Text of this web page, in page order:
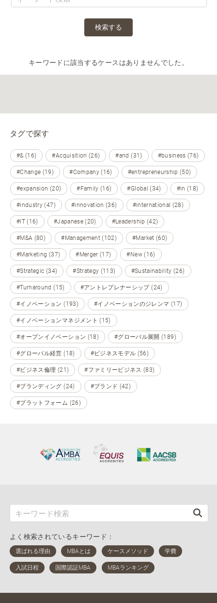
検索する
キーワードに該当するケースはありませんでした。
タグで探す
#& (16) #Acquisition (26) #and (31) #business (76)
#Change (19) #Company (16) #entrepreneurship (50)
#expansion (20) #Family (16) #Global (34) #in (18)
#industry (47) #innovation (36) #international (28)
#IT (16) #Japanese (20) #Leadership (42)
#M&A (80) #Management (102) #Market (60)
#Marketing (37) #Merger (17) #New (16)
#Strategic (34) #Strategy (113) #Sustainability (26)
#Turnaround (15) #アントレプレナーシップ (24)
#イノベーション (193) #イノベーションのジレンマ (17)
#イノベーションマネジメント (15)
#オープンイノベーション (18) #グローバル展開 (189)
#グローバル経営 (18) #ビジネスモデル (56)
#ビジネス倫理 (21) #ファミリービジネス (83)
#ブランディング (24) #ブランド (42)
#プラットフォーム (26)
よく検索されているキーワード：